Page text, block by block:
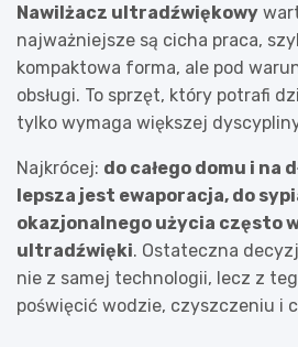
Nawilżacz ultradźwiękowy
najważniejsze są cicha praca,
kompaktowa forma, ale pod
obsługi. To sprzęt, który potrafi
tylko wymaga większej
Najkrócej: do całego domu i na
lepsza jest ewaporacja, do
okazjonalnego użycia często
ultradźwięki. Ostateczna
nie z samej technologii, lecz z
poświęcić wodzie, czyszczeniu i